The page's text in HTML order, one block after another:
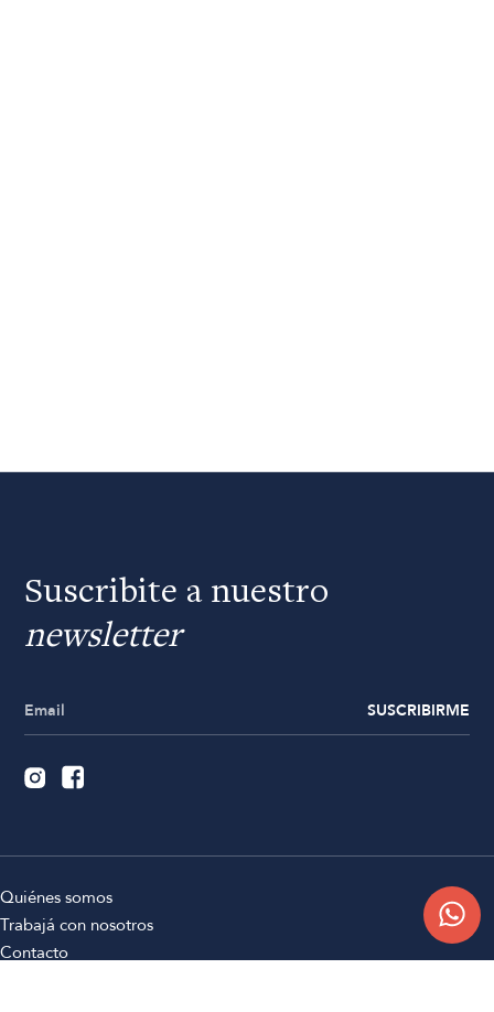
Suscribite a nuestro
newsletter
SUSCRIBIRME
Quiénes somos
Trabajá con nosotros
Contacto